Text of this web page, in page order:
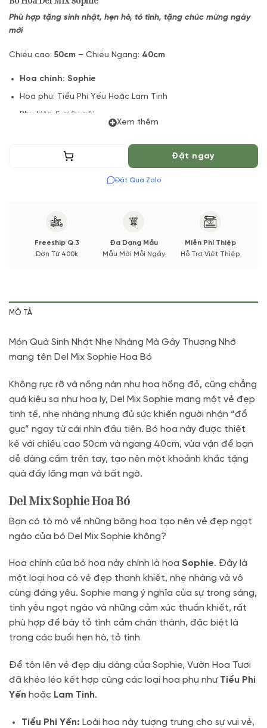
Phù hợp tặng sinh nhật, hẹn hò, tỏ tình, tặng chúc mừng ngày
mới
Chiều cao: 50cm – Chiều Ngang: 40cm
Hoa chính:Sophie
Hoa phu: Tiểu Phi Yếu Hoặc Lam Tinh
Phụ kiện & giấy gói
Bởi vì: một số loại hoa trong mẫu theo mùa sẽ không có hoặc
chất lượng không đảm bảo nếu có thay đổi sẽ được thông
cũng như chất lượng hoa tươi đẹp và đầy đặn nhất. Bạn sẽ
nhận được ảnh chụp trước khi chúng mình giao hoa.
Xem thêm
Thêm vào giỏ Đặt ngay
Đặt Qua Zalo
Freeship Q.3
Đơn Từ 400k
Đa Dạng Mẫu
Mẫu Mới Mỗi Ngày
Miễn Phí Thiệp
Hỗ Trợ Viết Thiệp
MÔ TẢ
Món Quà Sinh Nhật Nhẹ Nhàng Mà Gây Thương Nhớ
mang tên Del Mix Sophie Hoa Bó
Không rực rỡ và nồng nàn như hoa hồng đỏ, cũng chẳng
quá kiêu sa như hoa ly, Del Mix Sophie mang một vẻ đẹp
tinh tế, nhẹ nhàng nhưng đủ sức khiến người nhận “đổ
gục” ngay từ cái nhìn đầu tiên. Bó hoa này được thiết
kế với chiều cao 50cm và ngang 40cm, vừa vặn để bạn
dễ dàng cầm trên tay, tạo nên một khoảnh khắc tặng
quà đầy lãng mạn và bất ngờ.
Del Mix Sophie Hoa Bó
Bạn có tò mò về những bông hoa tạo nên vẻ đẹp ngọt
ngào của bó Del Mix Sophie không?
Hoa chính của bó hoa này chính là hoa Sophie. Đây là
một loại hoa có vẻ đẹp thanh khiết, nhẹ nhàng và vô
cùng đáng yêu. Sophie mang ý nghĩa của sự trong sáng,
tình yêu ngọt ngào và những cảm xúc thuần khiết, rất
phù hợp để bày tỏ tình cảm chân thành, đặc biệt là
trong các buổi hẹn hò, tỏ tình
Để tôn lên vẻ đẹp dịu dàng của Sophie, Vườn Hoa Tươi
đã khéo léo kết hợp cùng các loại hoa phụ như Tiểu Phi
Yến hoặc Lam Tinh.
Tiểu Phi Yến: Loài hoa này tượng trưng cho sự vui vẻ,